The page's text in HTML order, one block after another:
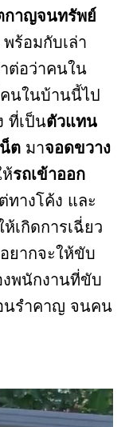
กาญจนทรัพย์
พร้อมกับเล่า
ต่อว่าคนใน
นในบ้านนี้ไป
ที่เป็นตัวแทน
ต มาจอดขวาง
รถเข้าออก
ทางโค้ง และ
เกิดการเฉี่ยว
ยากจะให้ขับ
พนักงานที่ขับ
นรำคาญ จนคน